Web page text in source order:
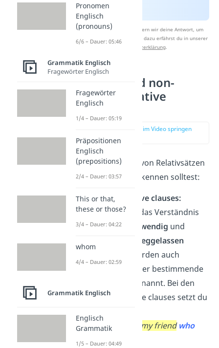
Nach Beantwortung speichern wir deine Antwort, um
Studyflix zu verbessern. Mehr dazu erfährst du in unserer
Datenschutzerklärung.
Defining and non-
defining relative
clauses
zur Stelle im Video springen
Es gibt zwei Arten von Relativsätzen
in Englisch, die du kennen solltest:
defining relative clauses:
Diese sind für das Verständnis
des Satzes
notwendig und
nicht weggelassen
werden. Sie werden auch
notwendige oder bestimmende
Relativsätze genannt. Bei den
defining relative clauses setzt du
Beispel:
my friend who
broke his arm.
Pronomen
Englisch
(pronouns)
6/6 – Dauer: 05:46
Grammatik Englisch
Fragewörter Englisch
Fragewörter
Englisch
1/4 – Dauer: 05:19
Präpositionen
Englisch
(prepositions)
2/4 – Dauer: 03:57
This or that,
these or those?
3/4 – Dauer: 04:22
whom
4/4 – Dauer: 02:59
Grammatik Englisch
Englisch
Grammatik
1/5 – Dauer: 04:49